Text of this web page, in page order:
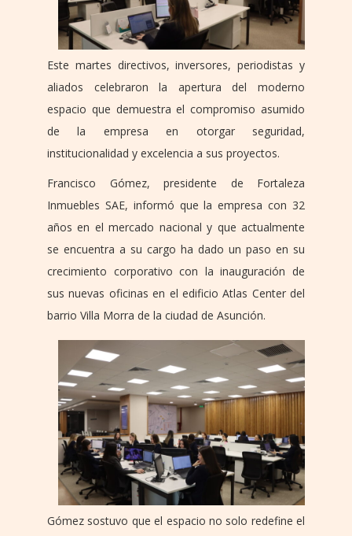
Este martes directivos, inversores, periodistas y
aliados celebraron la apertura del moderno
espacio que demuestra el compromiso asumido
de la empresa en otorgar seguridad,
institucionalidad y excelencia a sus proyectos.
Francisco Gómez, presidente de Fortaleza
Inmuebles SAE, informó que la empresa con 32
años en el mercado nacional y que actualmente
se encuentra a su cargo ha dado un paso en su
crecimiento corporativo con la inauguración de
sus nuevas oficinas en el edificio Atlas Center del
barrio Villa Morra de la ciudad de Asunción.
Gómez sostuvo que el espacio no solo redefine el